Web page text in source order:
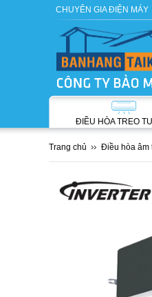
CHUYÊN GIA ĐIỆN MÁY
ĐIỀU HÒA TREO
Trang chủ Điều hòa âm